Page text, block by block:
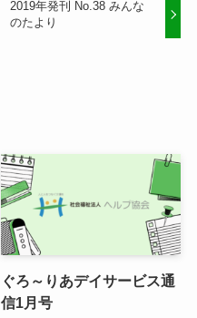
2019年発刊 No.38 みんな
のたより
ぐろ～りあデイサービス通
信1月号